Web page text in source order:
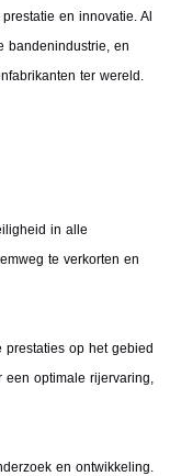
en innovatie. Al
bandenindustrie, en
ter wereld.
in alle
te verkorten en
op het gebied
een optimale rijervaring,
en ontwikkeling.